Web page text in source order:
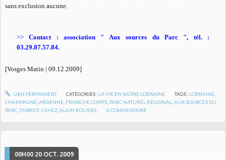
sans exclusion aucune.
>>Contact : association " Aux sources du Parc ", tél. :
03.29.07.57.84.
[Vosges Matin | 09.12.2009]
LIEN PERMANENT CATÉGORIES : LA VIE EN SAÔNE LORRAINE TAGS : LORRAINE
CHAMPAGNE ,ARDENNE FRANCHE COMTÉ PARC NATUREL RÉGIONAL ,AUX SOURCES DU
PARC FABRICE CAHEZ ,ALAIN ROUSSEL 0 COMMENTAIRE
00H00 20 OCT. 2009